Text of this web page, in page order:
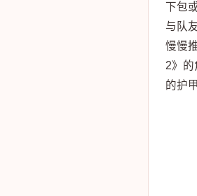
下包
与队
慢慢
2》
的护